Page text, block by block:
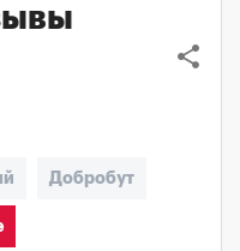
share
Добробут